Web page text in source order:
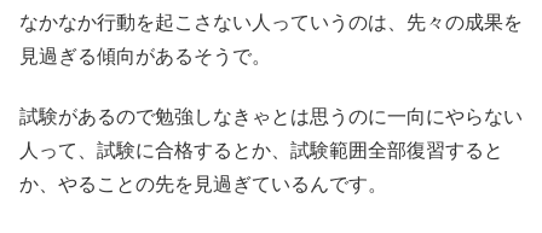
なかなか行動を起こさない人っていうのは、先々の成果を
見過ぎる傾向があるそうで。
試験があるので勉強しなきゃとは思うのに一向にやらない
人って、試験に合格するとか、試験範囲全部復習すると
か、やることの先を見過ぎているんです。